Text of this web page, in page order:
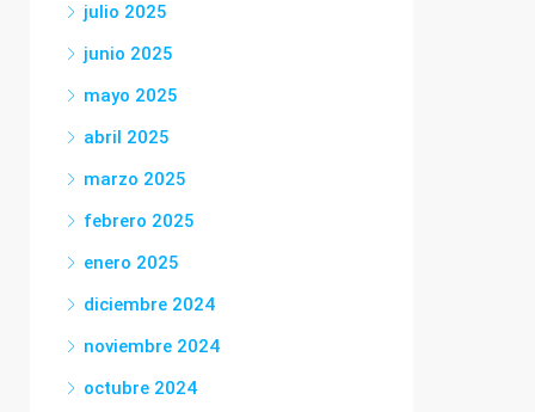
julio 2025
junio 2025
mayo 2025
abril 2025
marzo 2025
febrero 2025
enero 2025
diciembre 2024
noviembre 2024
octubre 2024